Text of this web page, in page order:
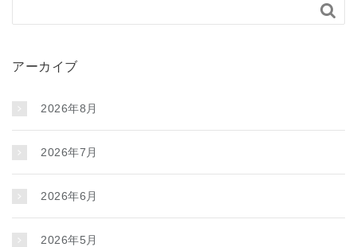

アーカイブ
2026年8月
2026年7月
2026年6月
2026年5月